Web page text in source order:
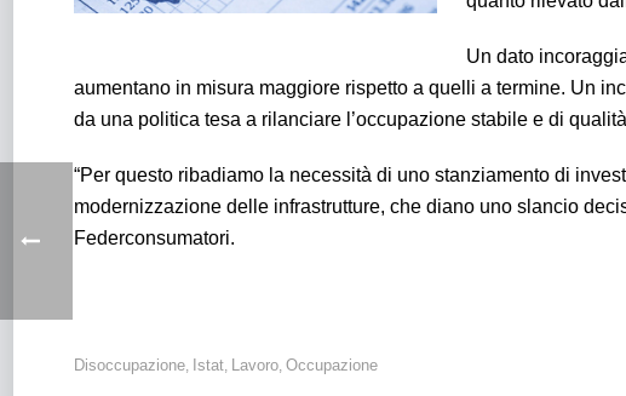
Un dato
aumentano in misura maggiore rispetto a quelli a termine. Un
da una politica tesa a rilanciare l’occupazione stabile e di
“Per questo ribadiamo la necessità di uno stanziamento di
modernizzazione delle infrastrutture, che diano uno slancio
Federconsumatori.
Disoccupazione, Istat, Lavoro, Occupazione